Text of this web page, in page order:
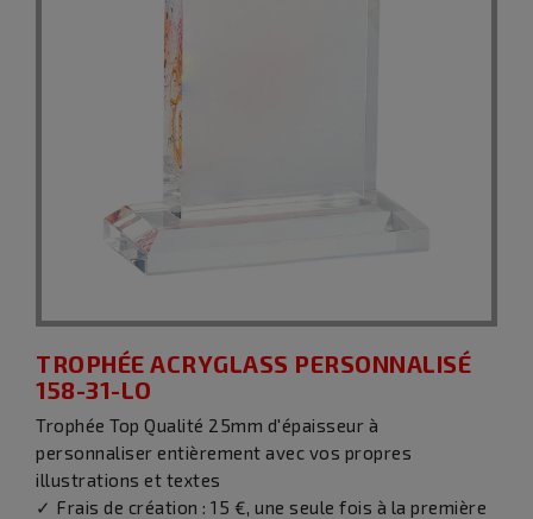
TROPHÉE ACRYGLASS PERSONNALISÉ
158-31-LO
Trophée Top Qualité 25mm d'épaisseur à
personnaliser entièrement avec vos propres
illustrations et textes
✓ Frais de création : 15 €, une seule fois à la première